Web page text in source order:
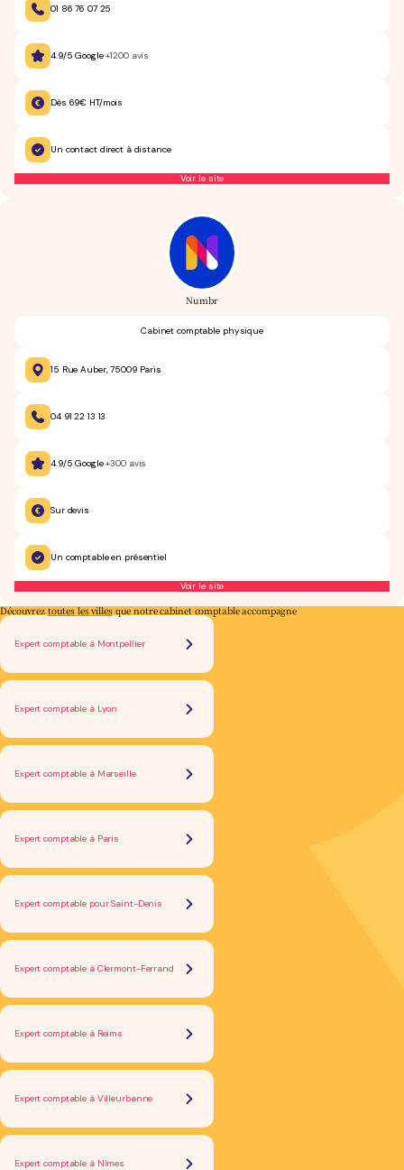
01 86 76 07 25
4.9/5 Google+1200 avis
Dès 69€ HT/mois
Un contact direct à distance
Voir le site
Numbr
Cabinet comptable physique
15 Rue Auber, 75009 Paris
04 91 22 13 13
4.9/5 Google+300 avis
Sur devis
Un comptable en présentiel
Voir le site
Découvreztoutes les villesque notre cabinet comptable accompagne
Expert comptable à Montpellier
Expert comptable à Lyon
Expert comptable à Marseille
Expert comptable à Paris
Expert comptable pour Saint-Denis
Expert comptable à Clermont-Ferrand
Expert comptable à Reims
Expert comptable à Villeurbanne
Expert comptable à Nîmes